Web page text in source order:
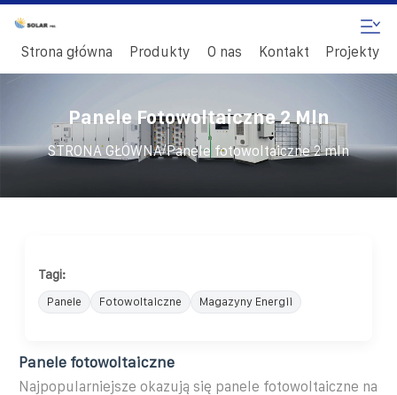
Strona główna Produkty O nas Kontakt Projekty
Panele Fotowoltaiczne 2 Mln
STRONA GŁÓWNA/Panele fotowoltaiczne 2 mln
Tagi:
Panele Fotowoltaiczne Magazyny Energii
Panele fotowoltaiczne
Najpopularniejsze okazują się panele fotowoltaiczne na